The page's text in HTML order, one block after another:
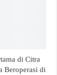
di Citra
Beroperasi di